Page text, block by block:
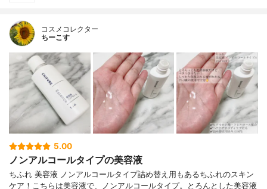
コスメコレクター
ちーこす
5.00
ノンアルコールタイプの美容液
ちふれ 美容液 ノンアルコールタイプ詰め替え用もあるちふれのスキン
ケア！こちらは美容液で、ノンアルコールタイプ。とろんとした美容液